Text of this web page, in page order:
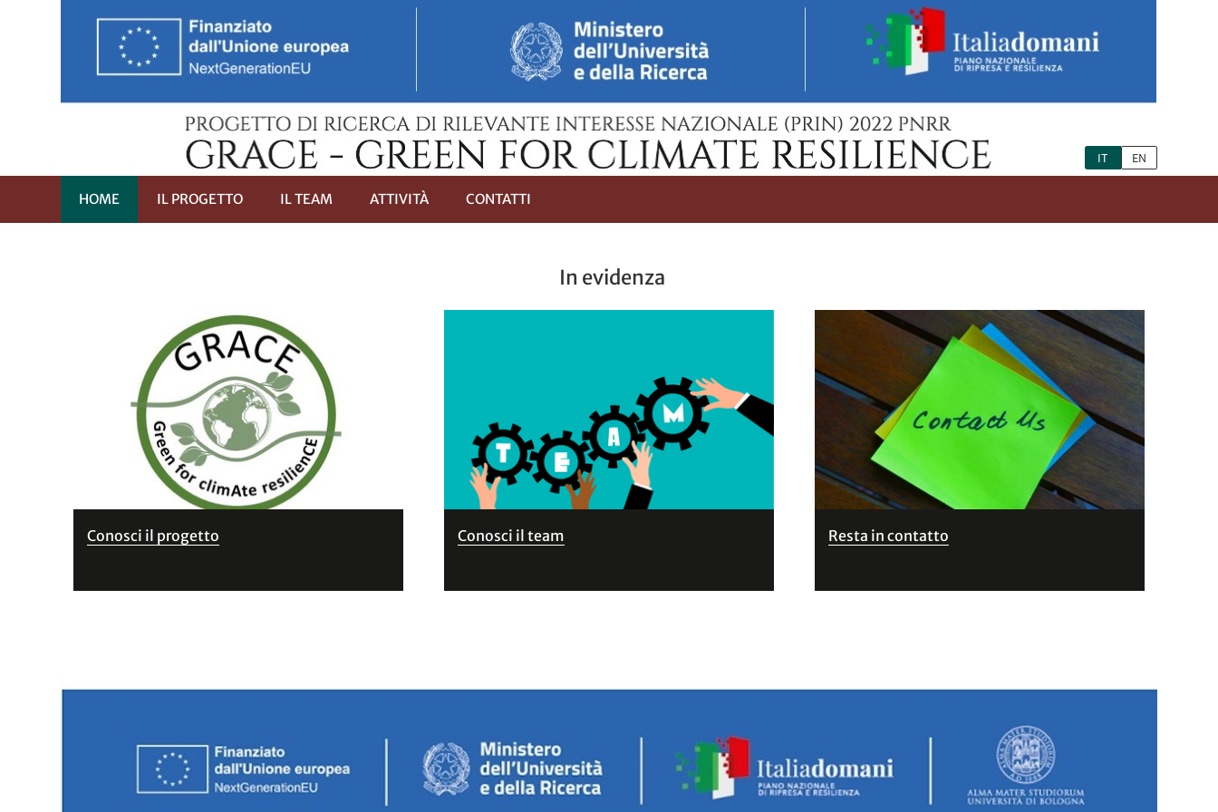
IT EN
HOME IL PROGETTO IL TEAM ATTIVITÀ CONTATTI
In evidenza
Conosci il progetto Conosci il team Resta in contatto